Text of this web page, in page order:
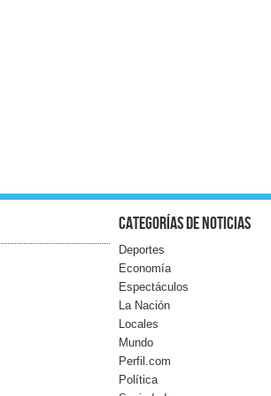
Categorías de noticias
Deportes
Economía
Espectáculos
La Nación
Locales
Mundo
Perfil.com
Política